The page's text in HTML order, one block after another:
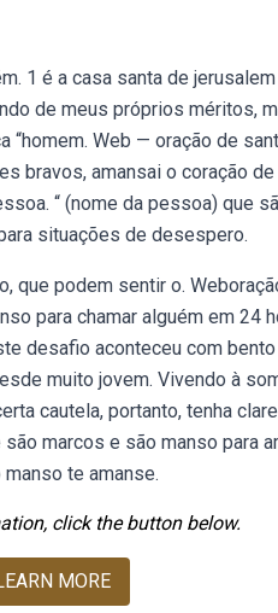
1 é a casa santa de
de meus próprios méritos,
Web — oração de
bravos, amansai o coração
“ (nome da pessoa) que
situações de desespero.
podem sentir o.
para chamar alguém em 24
desafio aconteceu com
muito jovem. Vivendo à
cautela, portanto, tenha
marcos e são manso para
te amanse.
click the button below.
MORE